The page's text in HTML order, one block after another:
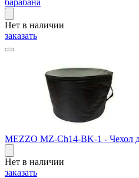
Нет в наличии
заказать
MEZZO MZ-Ch14-BK-1 - Чехол
Нет в наличии
заказать